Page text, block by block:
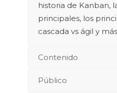
historia de Kanban,
principales, los
cascada vs ágil y
Contenido
Público